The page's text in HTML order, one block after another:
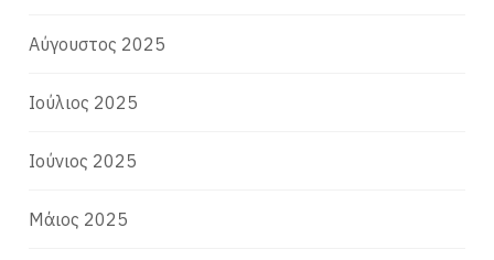
Αύγουστος 2025
Ιούλιος 2025
Ιούνιος 2025
Μάιος 2025